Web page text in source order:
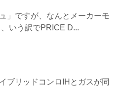
」ですが、なんとメーカーモ
いう訳でPRICE D...
ブリッドコンロIHとガスが同